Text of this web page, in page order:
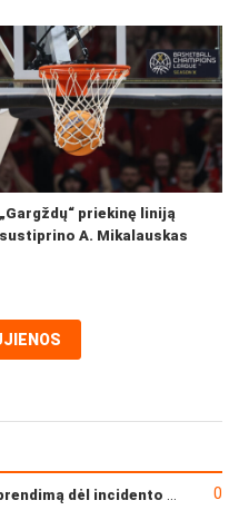
„Gargždų“ priekinę liniją
sustiprino A. Mikalauskas
LKL Drausmės komisija priėmė sprendimą dėl incidento po „Neptūno“ ir „Juventus“ rungtynių 0